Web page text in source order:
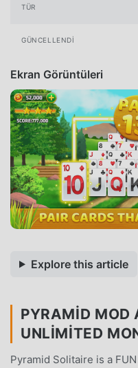
TÜR
GÜNCELLENDI
Ekran Görüntüleri
Explore this article
PYRAMID MOD
UNLIMITED
Pyramid Solitaire is a